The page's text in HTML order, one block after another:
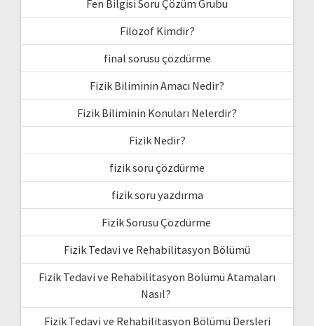
Fen Bilgisi Soru Çözüm Grubu
Filozof Kimdir?
final sorusu çözdürme
Fizik Biliminin Amacı Nedir?
Fizik Biliminin Konuları Nelerdir?
Fizik Nedir?
fizik soru çözdürme
fizik soru yazdırma
Fizik Sorusu Çözdürme
Fizik Tedavi ve Rehabilitasyon Bölümü
Fizik Tedavi ve Rehabilitasyon Bölümü Atamaları
Nasıl?
Fizik Tedavi ve Rehabilitasyon Bölümü Dersleri